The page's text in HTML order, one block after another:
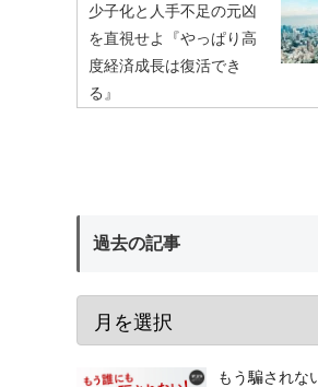
少子化と人手不足の元凶
を直視せよ『やっぱり高
度経済成長は復活でき
る』
過去の記事
もう騙され